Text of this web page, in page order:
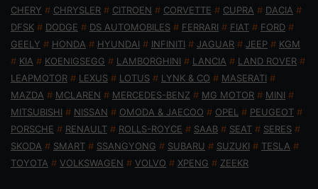
CHERY # CHRYSLER # CITROEN # CORVETTE # CUPRA # DACIA #
DFSK # DODGE # DS AUTOMOBILES # FERRARI # FIAT # FORD #
GEELY # HONDA # HYUNDAI # INFINITI # JAGUAR # JEEP # KGM
# KIA # KOENIGSEGG # LAMBORGHINI # LANCIA # LAND ROVER #
LEAPMOTOR # LEXUS # LOTUS # LYNK & CO # MASERATI #
MAZDA # MCLAREN # MERCEDES-BENZ # MG MOTOR # MINI #
MITSUBISHI # NISSAN # OMODA & JAECOO # OPEL # PEUGEOT #
PORSCHE # RENAULT # ROLLS-ROYCE # SAAB # SEAT # SERES #
SKODA # SMART # SSANGYONG # SUBARU # SUZUKI # TESLA #
TOYOTA # VOLKSWAGEN # VOLVO # XPENG # ZEEKR